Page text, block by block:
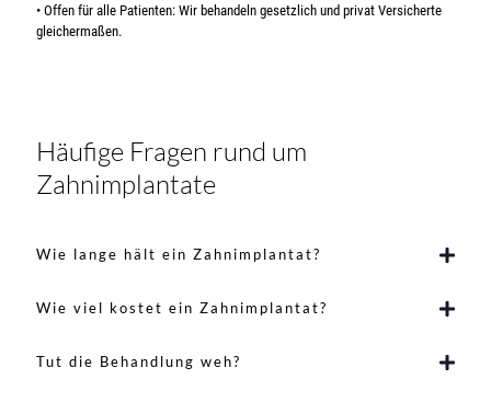
• Offen für alle Patienten: Wir behandeln gesetzlich und privat Versicherte
gleichermaßen.
Häufige Fragen rund um
Zahnimplantate
Wie lange hält ein Zahnimplantat?
Wie viel kostet ein Zahnimplantat?
Tut die Behandlung weh?